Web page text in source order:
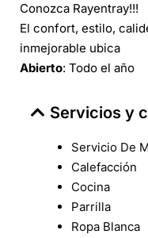
Conozca Rayentray!!!
El confort, estilo,
inmejorable ubica
Abierto: Todo el año
Servicios y
Servicio De
Calefacción
Cocina
Parrilla
Ropa Blanca